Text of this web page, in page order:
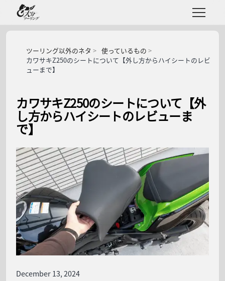
ツーリング以外のネタ
使っているもの
カワサキZ250のシートについて【外し方からハイシートのレビ
ューまで】
カワサキZ250のシートについて【外
し方からハイシートのレビューま
で】
December 13, 2024